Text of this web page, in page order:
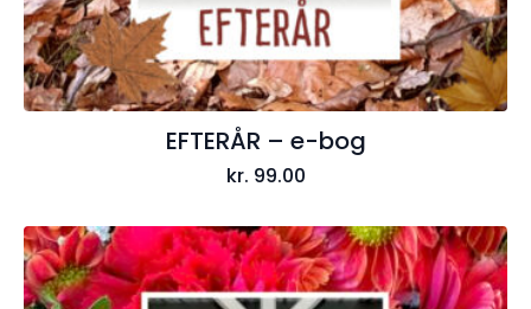
EFTERÅR – e-bog
kr. 99.00